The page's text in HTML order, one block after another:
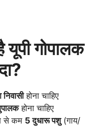
यूपी गोपालक
होना चाहिए
होना चाहिए
से कम 5 दुधारू पशु(गाय/